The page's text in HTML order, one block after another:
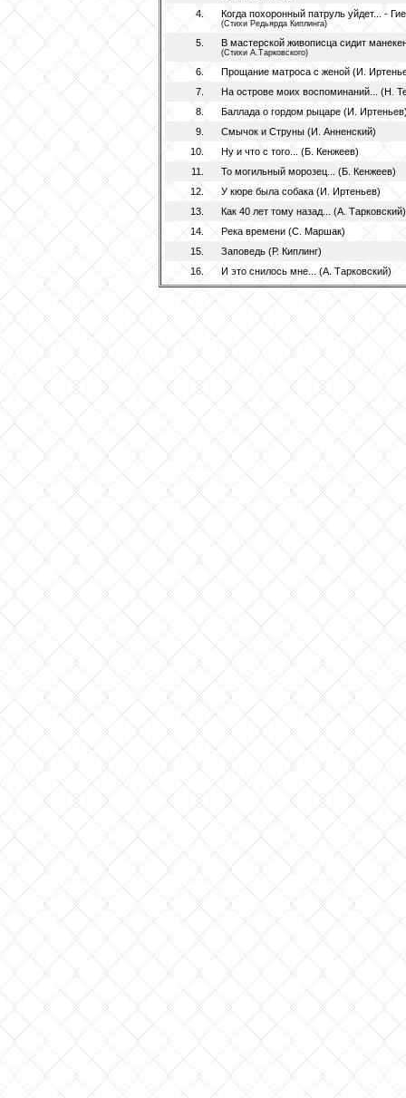
4. Когда похоронный патруль уйдет... -
(Стихи Редьярда Киплинга)
5. В мастерской живописца сидит
(Стихи А.Тарковского)
6.
Прощание матроса с женой (И.
7.
На острове моих воспоминаний... (Н.
8.
Баллада о гордом рыцаре (И.
9.
Смычок и Струны (И. Анненский)
10.
Ну и что с того... (Б. Кенжеев)
11.
То могильный морозец... (Б. Кенжеев)
12.
У кюре была собака (И. Иртеньев)
13.
Как 40 лет тому назад... (А. Тарковский)
14.
Река времени (С. Маршак)
15.
Заповедь (Р. Киплинг)
16.
И это снилось мне... (А. Тарковский)